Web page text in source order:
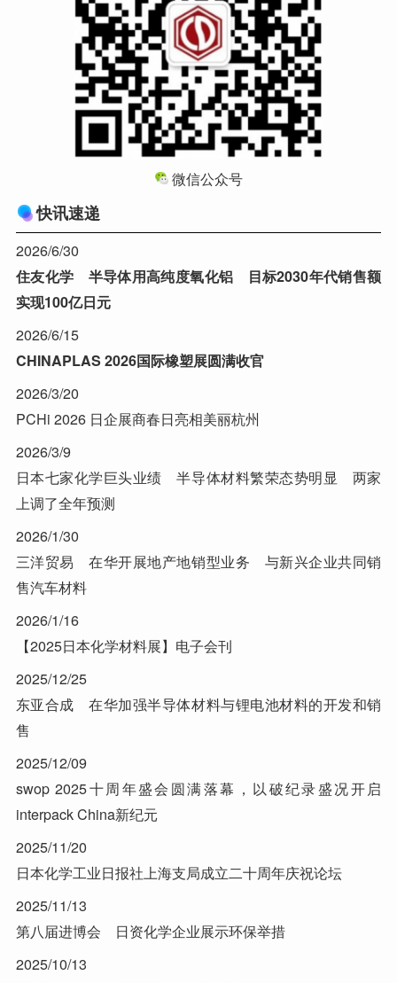
微信公众号
快讯速递
2026/6/30
住友化学 半导体用高纯度氧化铝 目标2030年代销售额
实现100亿日元
2026/6/15
CHINAPLAS 2026国际橡塑展圆满收官
2026/3/20
PCHi 2026 日企展商春日亮相美丽杭州
2026/3/9
日本七家化学巨头业绩 半导体材料繁荣态势明显 两家
上调了全年预测
2026/1/30
三洋贸易 在华开展地产地销型业务 与新兴企业共同销
售汽车材料
2026/1/16
【2025日本化学材料展】电子会刊
2025/12/25
东亚合成 在华加强半导体材料与锂电池材料的开发和销
售
2025/12/09
swop 2025十周年盛会圆满落幕，以破纪录盛况开启
interpack China新纪元
2025/11/20
日本化学工业日报社上海支局成立二十周年庆祝论坛
2025/11/13
第八届进博会 日资化学企业展示环保举措
2025/10/13